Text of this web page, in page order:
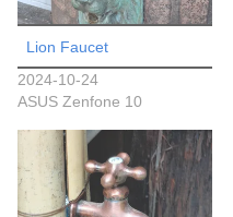
Lion Faucet
2024-10-24
ASUS Zenfone 10